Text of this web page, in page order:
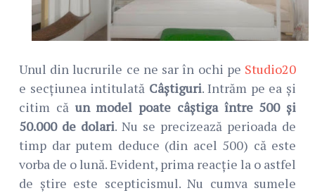
Unul din lucrurile ce ne sar în ochi pe Studio20
e secțiunea intitulată Câștiguri. Intrăm pe ea și
citim că un model poate câștiga între 500 și
50.000 de dolari. Nu se precizează perioada de
timp dar putem deduce (din acel 500) că este
vorba de o lună. Evident, prima reacție la o astfel
de știre este scepticismul. Nu cumva sumele